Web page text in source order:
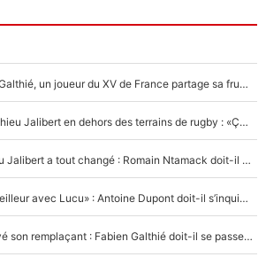
Mis de côté par Fabien Galthié, un joueur du XV de France partage sa frustration : «ils ne me l’ont pas dit tout de suite»
La raison d'être de Matthieu Jalibert en dehors des terrains de rugby : «Ça m'atteint autant que si tu touches à un membre de ma famille»
XV de France - Matthieu Jalibert a tout changé : Romain Ntamack doit-il s’inquiéter pour sa place à un an de la Coupe du monde ?
«Le XV de France est meilleur avec Lucu» : Antoine Dupont doit-il s’inquiéter pour sa place ?
Le XV de France a trouvé son remplaçant : Fabien Galthié doit-il se passer d'Antoine Dupont ?